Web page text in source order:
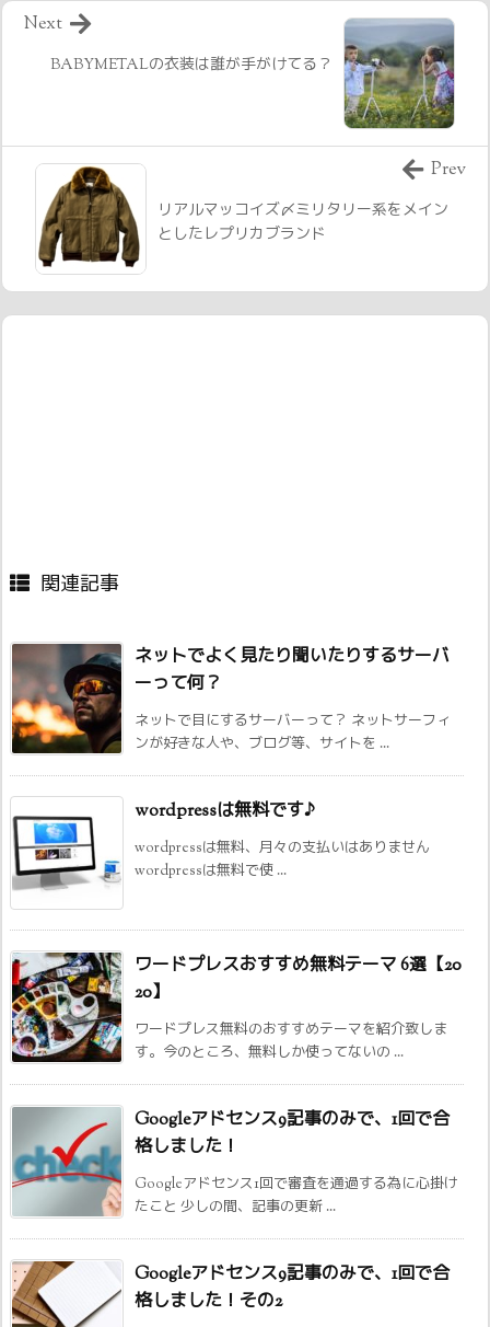
BABYMETALの衣装は誰が手がけてる？
Next
リアルマッコイズ〆ミリタリー系をメイン
としたレプリカブランド
Prev
関連記事
ネットでよく見たり聞いたりするサーバ
ーって何？
ネットで目にするサーバーって？ ネットサーフィ
ンが好きな人や、ブログ等、サイトを ...
wordpressは無料です♪
wordpressは無料、月々の支払いはありません
wordpressは無料で使 ...
ワードプレスおすすめ無料テーマ 6選【20
20】
ワードプレス無料のおすすめテーマを紹介致しま
す。今のところ、無料しか使ってないの ...
Googleアドセンス9記事のみで、1回で合
格しました！
Googleアドセンス1回で審査を通過する為に心掛け
たこと 少しの間、記事の更新 ...
Googleアドセンス9記事のみで、1回で合
格しました！その2